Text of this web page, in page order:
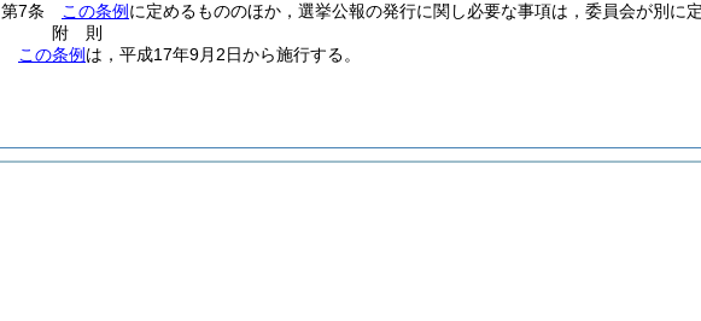
第7条
この条例 に定めるもののほか，選挙公報の発行に関し必要な事項は，委員会が別に
附 則
この条例 は，平成17年9月2日から施行する。